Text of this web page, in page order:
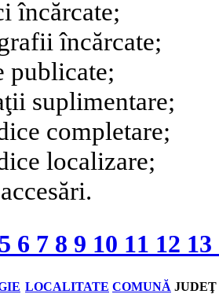
încărcate;
încărcate;
publicate;
suplimentare;
completare;
localizare;
5 6 7 8 9 10 11 12 13
LOCALITATE COMUNĂ JUDEŢ